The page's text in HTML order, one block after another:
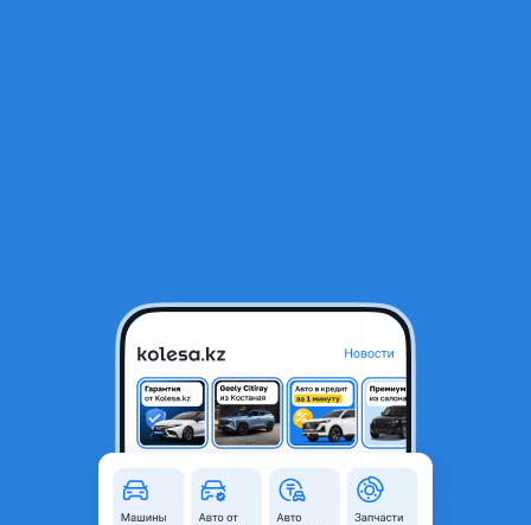
Nissan Quest 2012 года
Объявление находится в архиве и может быть